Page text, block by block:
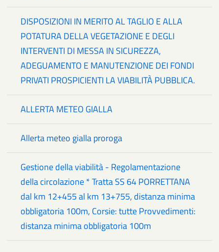
DISPOSIZIONI IN MERITO AL TAGLIO E ALLA
POTATURA DELLA VEGETAZIONE E DEGLI
INTERVENTI DI MESSA IN SICUREZZA,
ADEGUAMENTO E MANUTENZIONE DEI FONDI
PRIVATI PROSPICIENTI LA VIABILITÀ PUBBLICA.
ALLERTA METEO GIALLA
Allerta meteo gialla proroga
Gestione della viabilità - Regolamentazione
della circolazione * Tratta SS 64 PORRETTANA
dal km 12+455 al km 13+755, distanza minima
obbligatoria 100m, Corsie: tutte Provvedimenti:
distanza minima obbligatoria 100m